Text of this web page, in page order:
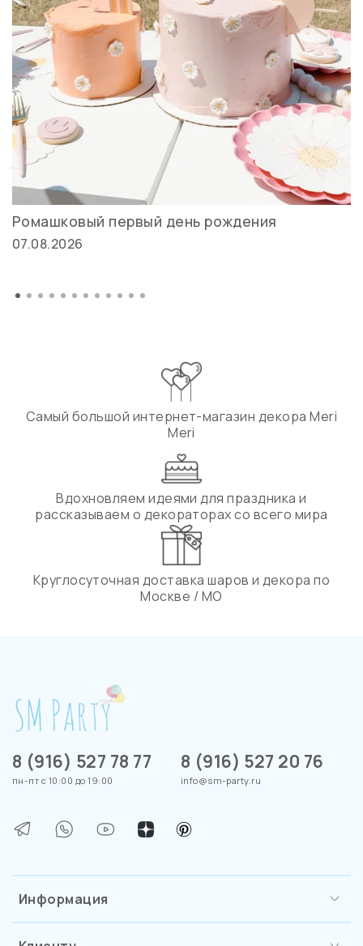
Ромашковый первый день рождения
07.08.2026
Самый большой интернет-магазин декора Meri
Meri
Вдохновляем идеями для праздника и
рассказываем о декораторах со всего мира
Круглосуточная доставка шаров и декора по
Москве / МО
Информация
8 (916) 527 78 77
пн-пт с 10:00 до 19:00
8 (916) 527 20 76
info@sm-party.ru